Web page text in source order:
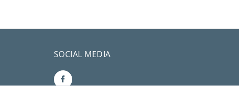
SOCIAL MEDIA